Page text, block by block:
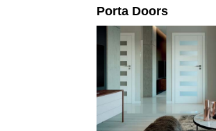
Porta Doors